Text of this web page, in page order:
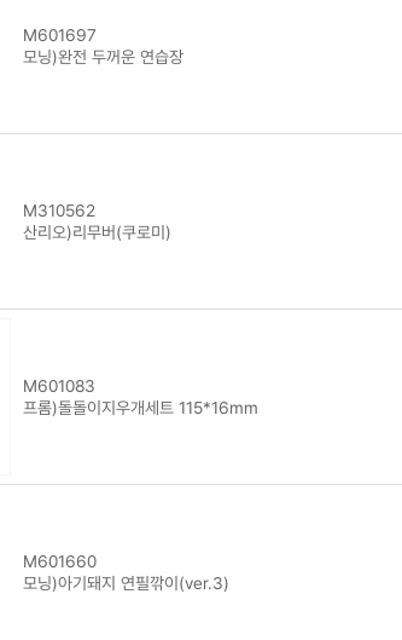
M601697
모닝)완전 두꺼운 연습장
M310562
산리오)리무버(쿠로미)
M601083
프롬)돌돌이지우개세트 115*16mm
M601660
모닝)아기돼지 연필깎이(ver.3)